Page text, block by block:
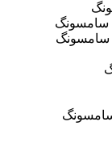
سامسونگ
سامسونگ
سامسونگ